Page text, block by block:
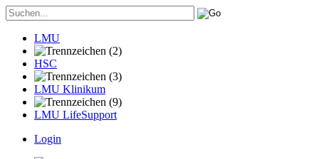
LMU
HSC
LMU Klinikum
LMU LifeSupport
Login